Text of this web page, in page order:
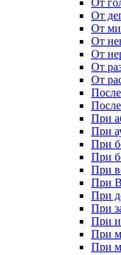
От
От
От
От
От
От
От
При
При
При
При
При
При
При
При
При
При
При